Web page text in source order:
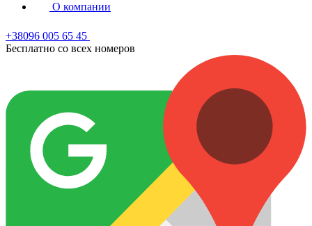
О компании
+38096 005 65 45
Бесплатно со всех номеров